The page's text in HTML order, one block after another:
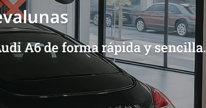
A6 de forma rápida y sencilla.